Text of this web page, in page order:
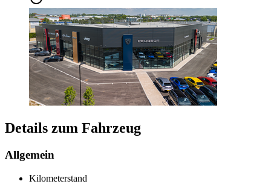
Details zum Fahrzeug
Allgemein
Kilometerstand